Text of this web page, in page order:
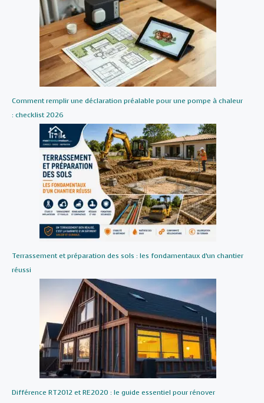
Comment remplir une déclaration préalable pour une pompe à chaleur
: checklist 2026
Terrassement et préparation des sols : les fondamentaux d’un chantier
réussi
Différence RT2012 et RE2020 : le guide essentiel pour rénover